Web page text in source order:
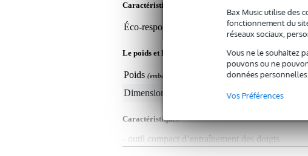
Bax Music utilise des
fonctionnement du
réseaux sociaux,
Vous ne le souhaitez
pouvons ou ne
données
Vos Préférences
Caractéristiques du produit
Éco-responsabilité du produit non spécifié
Le poids et les dimensions sont indiqués avec
Poids (emballage inclus)
100 gr
Dimensions
18,5 x 12,0
Caractéristiques
- outil compact d’entraînement des doigts
- pour l'échauffement ou pour muscler les doigts